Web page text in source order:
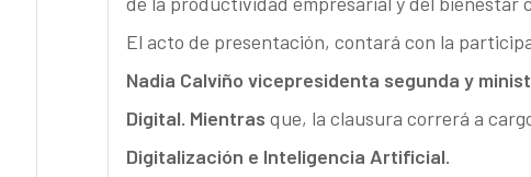
El acto de presentación, contará con la
Nadia Calviño vicepresidenta segunda y
Digital. Mientras que, la clausura correrá a
Digitalización e Inteligencia Artificial.